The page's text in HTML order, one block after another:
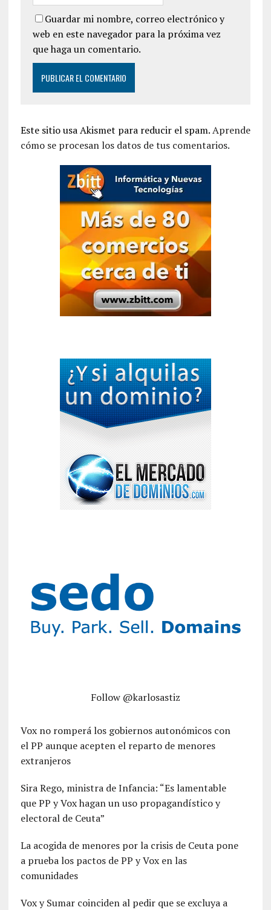
Guardar mi nombre, correo electrónico y
web en este navegador para la próxima vez
que haga un comentario.
Este sitio usa Akismet para reducir el spam.Aprende
cómo se procesan los datos de tus comentarios.
Follow @karlosastiz
Vox no romperá los gobiernos autonómicos con
el PP aunque acepten el reparto de menores
extranjeros
Sira Rego, ministra de Infancia: “Es lamentable
que PP y Vox hagan un uso propagandístico y
electoral de Ceuta”
La acogida de menores por la crisis de Ceuta pone
a prueba los pactos de PP y Vox en las
comunidades
Vox y Sumar coinciden al pedir que se excluya a